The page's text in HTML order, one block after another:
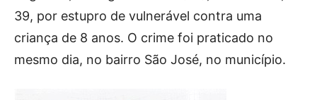
39, por estupro de vulnerável contra uma
criança de 8 anos. O crime foi praticado no
mesmo dia, no bairro São José, no município.